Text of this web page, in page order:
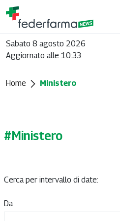
Sabato 8 agosto 2026
Aggiornato alle 10:33
Home Ministero
#Ministero
Cerca per intervallo di date:
Da